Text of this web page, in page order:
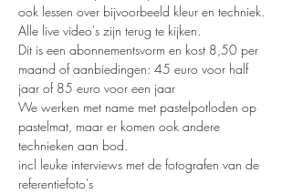
ook lessen over bijvoorbeeld kleur en techniek.
Alle live video's zijn terug te kijken.
Dit is een abonnementsvorm en kost 8,50 per
maand of aanbiedingen: 45 euro voor half
jaar of 85 euro voor een jaar
We werken met name met pastelpotloden op
pastelmat, maar er komen ook andere
technieken aan bod.
incl leuke interviews met de fotografen van de
referentiefoto's